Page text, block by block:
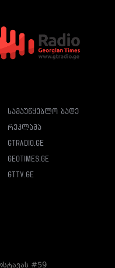
სამაუწყებლო ბადე
რეკლამა
gtradio.ge
geotimes.ge
gttv.ge
#59